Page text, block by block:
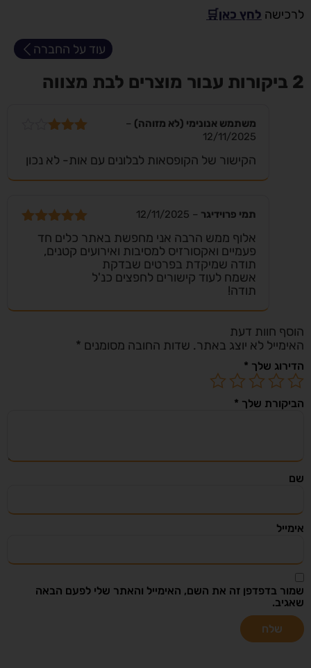
לרכישה לחץ כאן🛒
עוד על החברה
2 ביקורות עבור מוצרים לבת מצווה
מתוך 5
משתמש אנונימי (לא מזוהה) –
12/11/2025
הקישור של הקופסאות לבלונים עם אות- לא נכון
דורג5 מתוך
5
תמי פרוידיגר –
12/11/2025
אלוף ממש הרבה אני מחפשת באתר כלים חד
פעמיים ואקסורזיס למסיבות ואירועים קטנים,
תודה שמיקדת בפרטים שבדקת
אשמח לעוד קישורים לחפצים כנ'ל
תודה!
הוסף חוות דעת
האימייל לא יוצג באתר. שדות החובה מסומנים *
הדירוג שלך *
הביקורת שלך *
שם
אימייל
שמור בדפדפן זה את השם, האימייל והאתר שלי לפעם הבאה
שאגיב.